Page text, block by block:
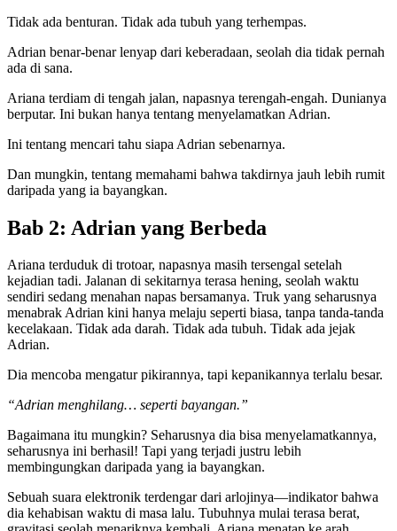
Tidak ada benturan. Tidak ada tubuh yang terhempas.
Adrian benar-benar lenyap dari keberadaan, seolah dia tidak pernah
ada di sana.
Ariana terdiam di tengah jalan, napasnya terengah-engah. Dunianya
berputar. Ini bukan hanya tentang menyelamatkan Adrian.
Ini tentang mencari tahu siapa Adrian sebenarnya.
Dan mungkin, tentang memahami bahwa takdirnya jauh lebih rumit
daripada yang ia bayangkan.
Bab 2: Adrian yang Berbeda
Ariana terduduk di trotoar, napasnya masih tersengal setelah
kejadian tadi. Jalanan di sekitarnya terasa hening, seolah waktu
sendiri sedang menahan napas bersamanya. Truk yang seharusnya
menabrak Adrian kini hanya melaju seperti biasa, tanpa tanda-tanda
kecelakaan. Tidak ada darah. Tidak ada tubuh. Tidak ada jejak
Adrian.
Dia mencoba mengatur pikirannya, tapi kepanikannya terlalu besar.
“Adrian menghilang… seperti bayangan.”
Bagaimana itu mungkin? Seharusnya dia bisa menyelamatkannya,
seharusnya ini berhasil! Tapi yang terjadi justru lebih
membingungkan daripada yang ia bayangkan.
Sebuah suara elektronik terdengar dari arlojinya—indikator bahwa
dia kehabisan waktu di masa lalu. Tubuhnya mulai terasa berat,